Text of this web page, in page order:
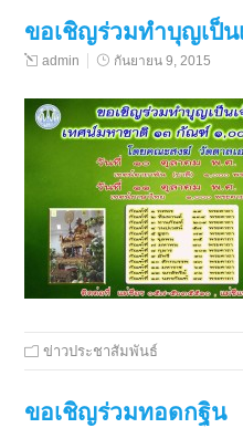
ขอเชิญร่วมทำบุญเป็
admin กันยายน 9, 2015
ข่าวประชาสัมพันธ์
ขอเชิญร่วมทอดกฐิน